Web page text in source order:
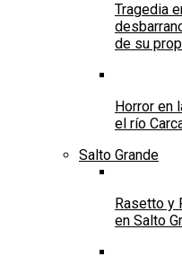
Tragedia
de su
Horror en
el río
Salto Grande
Rasetto y
en Salto